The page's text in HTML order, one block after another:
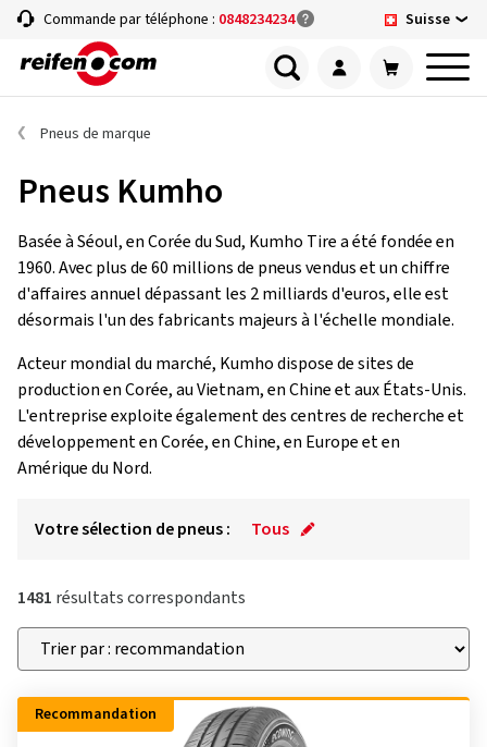
Commande par téléphone : 0848234234 Suisse
Pneus de marque
Pneus Kumho
Basée à Séoul, en Corée du Sud, Kumho Tire a été fondée en
1960. Avec plus de 60 millions de pneus vendus et un chiffre
d'affaires annuel dépassant les 2 milliards d'euros, elle est
désormais l'un des fabricants majeurs à l'échelle mondiale.
Acteur mondial du marché, Kumho dispose de sites de
production en Corée, au Vietnam, en Chine et aux États-Unis.
L'entreprise exploite également des centres de recherche et
développement en Corée, en Chine, en Europe et en
Amérique du Nord.
Votre sélection de pneus : Tous
1481 résultats correspondants
Recommandation